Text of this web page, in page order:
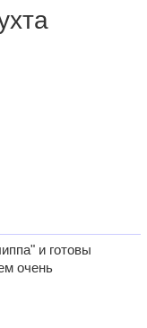
и готовы
очень